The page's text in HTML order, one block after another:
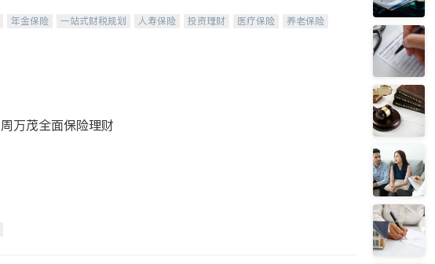
年金保险 一站式财税规划 人寿保险 投资理财 医疗保险
养老保险
周万茂全面保险理财